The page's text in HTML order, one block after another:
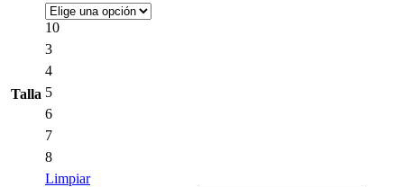
Talla
10
3
4
5
6
7
8
Limpiar